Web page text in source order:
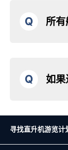
Q 所有
Q 如果
寻找直升机游览计